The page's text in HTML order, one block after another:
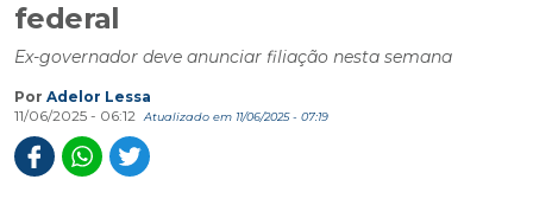
federal
Ex-governador deve anunciar filiação nesta semana
Por Adelor Lessa
11/06/2025 - 06:12
Atualizado em 11/06/2025 - 07:19